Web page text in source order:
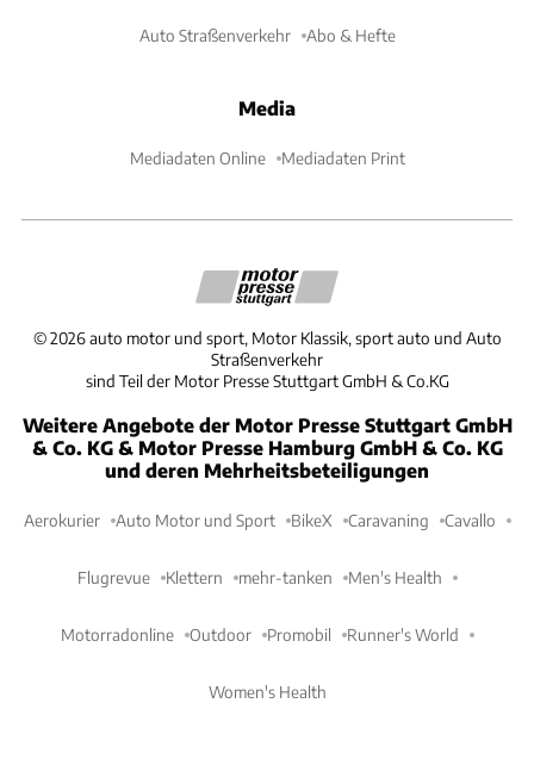
Auto Straßenverkehr Abo & Hefte
Media
Mediadaten Online Mediadaten Print
©2026 auto motor und sport, Motor Klassik, sport auto und Auto
Straßenverkehr
sind Teil der Motor Presse Stuttgart GmbH & Co.KG
Weitere Angebote der Motor Presse Stuttgart GmbH
& Co. KG & Motor Presse Hamburg GmbH & Co. KG
und deren Mehrheitsbeteiligungen
Aerokurier Auto Motor und Sport BikeX Caravaning Cavallo
Flugrevue Klettern mehr-tanken Men's Health
Motorradonline Outdoor Promobil Runner's World
Women's Health